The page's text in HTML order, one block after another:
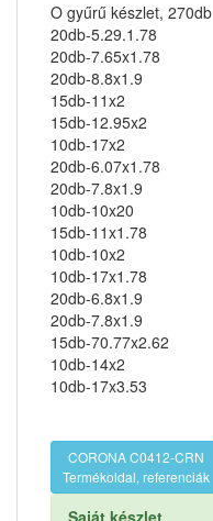
O gyűrű készlet, 270db
20db-5.29.1.78
20db-7.65x1.78
20db-8.8x1.9
15db-11x2
15db-12.95x2
10db-17x2
20db-6.07x1.78
20db-7.8x1.9
10db-10x20
15db-11x1.78
10db-10x2
10db-17x1.78
20db-6.8x1.9
20db-7.8x1.9
15db-70.77x2.62
10db-14x2
10db-17x3.53
CORONA C0412-CRN
Termékoldal, referenciák
Saját készlet